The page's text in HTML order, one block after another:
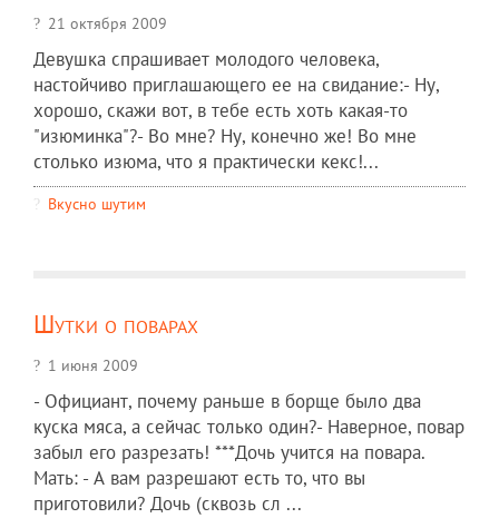
21 октября 2009
Девушка спрашивает молодого человека,
настойчиво приглашающего ее на свидание:- Ну,
хорошо, скажи вот, в тебе есть хоть какая-то
"изюминка"?- Во мне? Ну, конечно же! Во мне
столько изюма, что я практически кекс!...
Вкусно шутим
Шутки о поварах
1 июня 2009
- Официант, почему раньше в борще было два
куска мяса, а сейчас только один?- Наверное, повар
забыл его разрезать! ***Дочь учится на повара.
Мать: - А вам разрешают есть то, что вы
приготовили? Дочь (сквозь сл ...